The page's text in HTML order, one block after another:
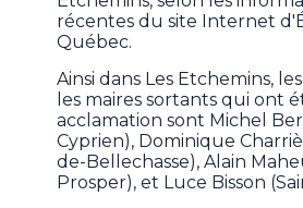
récentes du site Internet
Québec.
Ainsi dans Les Etchemins,
les maires sortants qui ont
acclamation sont Michel
Cyprien), Dominique
de-Bellechasse), Alain
Prosper), et Luce Bisson